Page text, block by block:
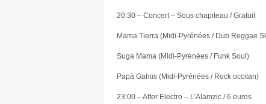
20:30 – Concert – Sous chapiteau / Gratuit
Mama Tierra (Midi-Pyrénées / Dub Reggae
Suga Mama (Midi-Pyrénées / Funk Soul)
Papà Gahús (Midi-Pyrénées / Rock occitan)
23:00 – After Electro – L’Alamzic / 6 euros